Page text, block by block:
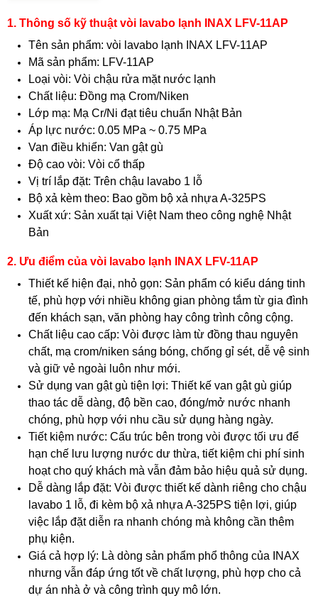
1. Thông số kỹ thuật vòi lavabo lạnh INAX LFV-11AP
Tên sản phẩm: vòi lavabo lạnh INAX LFV-11AP
Mã sản phẩm: LFV-11AP
Loại vòi: Vòi chậu rửa mặt nước lạnh
Chất liệu: Đồng mạ Crom/Niken
Lớp mạ: Mạ Cr/Ni đạt tiêu chuẩn Nhật Bản
Áp lực nước: 0.05 MPa ~ 0.75 MPa
Van điều khiển: Van gật gù
Độ cao vòi: Vòi cổ thấp
Vị trí lắp đặt: Trên chậu lavabo 1 lỗ
Bộ xả kèm theo: Bao gồm bộ xả nhựa A-325PS
Xuất xứ: Sản xuất tại Việt Nam theo công nghệ Nhật
Bản
2. Ưu điểm của vòi lavabo lạnh INAX LFV-11AP
Thiết kế hiện đại, nhỏ gọn: Sản phẩm có kiểu dáng tinh
tế, phù hợp với nhiều không gian phòng tắm từ gia đình
đến khách sạn, văn phòng hay công trình công cộng.
Chất liệu cao cấp: Vòi được làm từ đồng thau nguyên
chất, mạ crom/niken sáng bóng, chống gỉ sét, dễ vệ sinh
và giữ vẻ ngoài luôn như mới.
Sử dụng van gật gù tiện lợi: Thiết kế van gật gù giúp
thao tác dễ dàng, độ bền cao, đóng/mở nước nhanh
chóng, phù hợp với nhu cầu sử dụng hàng ngày.
Tiết kiệm nước: Cấu trúc bên trong vòi được tối ưu để
hạn chế lưu lượng nước dư thừa, tiết kiệm chi phí sinh
hoạt cho quý khách mà vẫn đảm bảo hiệu quả sử dụng.
Dễ dàng lắp đặt: Vòi được thiết kế dành riêng cho chậu
lavabo 1 lỗ, đi kèm bộ xả nhựa A-325PS tiện lợi, giúp
việc lắp đặt diễn ra nhanh chóng mà không cần thêm
phụ kiện.
Giá cả hợp lý: Là dòng sản phẩm phổ thông của INAX
nhưng vẫn đáp ứng tốt về chất lượng, phù hợp cho cả
dự án nhà ở và công trình quy mô lớn.